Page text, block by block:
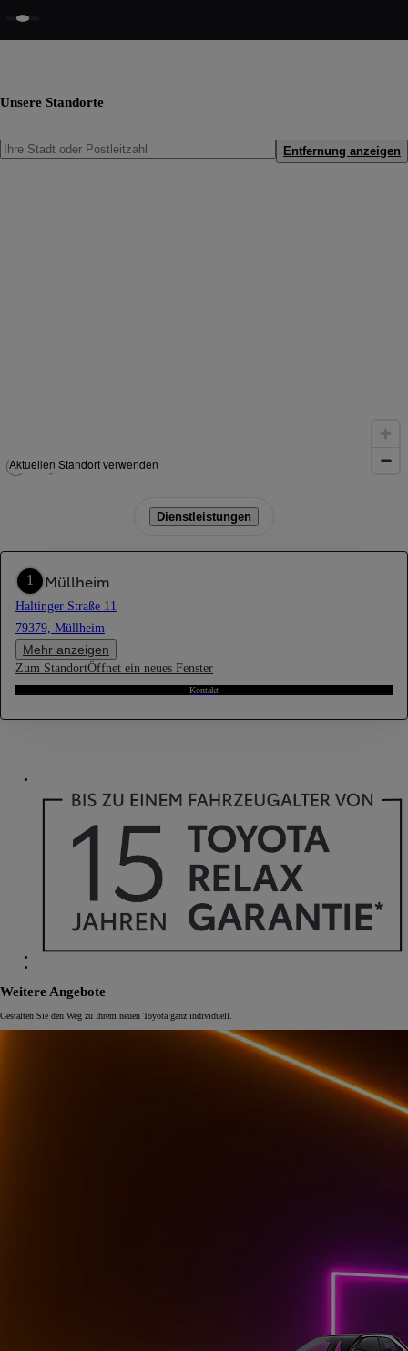
Unsere Standorte
Entfernung anzeigen
Aktuellen Standort verwenden
Dienstleistungen
1 Müllheim
Haltinger Straße 11
79379, Müllheim
Mehr anzeigen
Kontakt
Zum StandortÖffnet ein neues Fenster
Weitere Angebote
Gestalten Sie den Weg zu Ihrem neuen Toyota ganz individuell.